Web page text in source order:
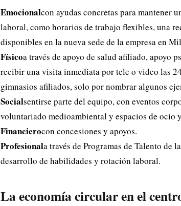
Emocionalcon ayudas concretas para mantener
laboral, como horarios de trabajo flexibles, una
disponibles en la nueva sede de la empresa en
Físicoa través de apoyo de salud afiliado, apoyo
recibir una visita inmediata por tele o video las
gimnasios afiliados, solo por nombrar algunos
Socialsentirse parte del equipo, con eventos
voluntariado medioambiental y espacios de ocio
Financierocon concesiones y apoyos.
Profesionala través de Programas de Talento de
desarrollo de habilidades y rotación laboral.
La economía circular en el